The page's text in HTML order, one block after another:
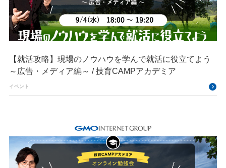
【就活攻略】現場のノウハウを学んで就活に役立てよう
～広告・メディア編～ / 技育CAMPアカデミア
イベント